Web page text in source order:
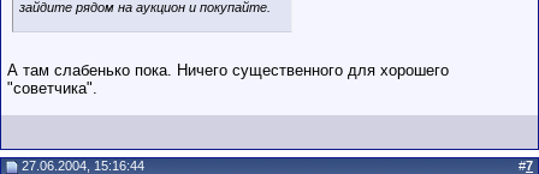
зайдите рядом на аукцион и покупайте.
А там слабенько пока. Ничего существенного для хорошего
"советчика".
27.06.2004, 15:16:44 #7